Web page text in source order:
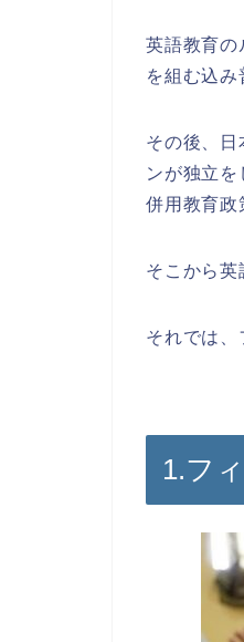
英語教育の
を組む込み
その後、
ンが独立
併用教育政
そこから英
それでは、
1.フ